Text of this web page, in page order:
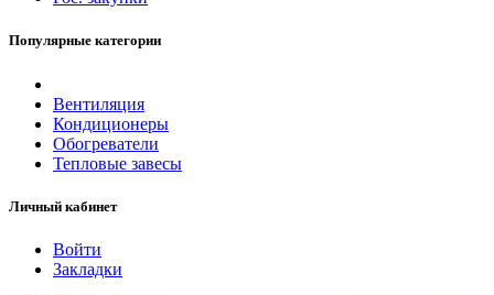
Популярные категории
Вентиляция
Кондиционеры
Обогреватели
Тепловые завесы
Личный кабинет
Войти
Закладки